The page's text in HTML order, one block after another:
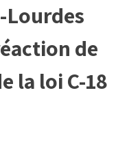
Lourdes
de
la loi C-18